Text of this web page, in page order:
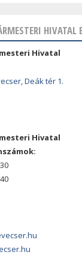
HIVATAL
Hivatal
Deák tér 1.
Hivatal